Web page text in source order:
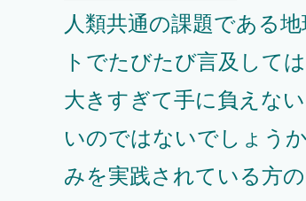
人類共通の課題である
トでたびたび言及して
大きすぎて手に負えな
いのではないでしょう
みを実践されている方